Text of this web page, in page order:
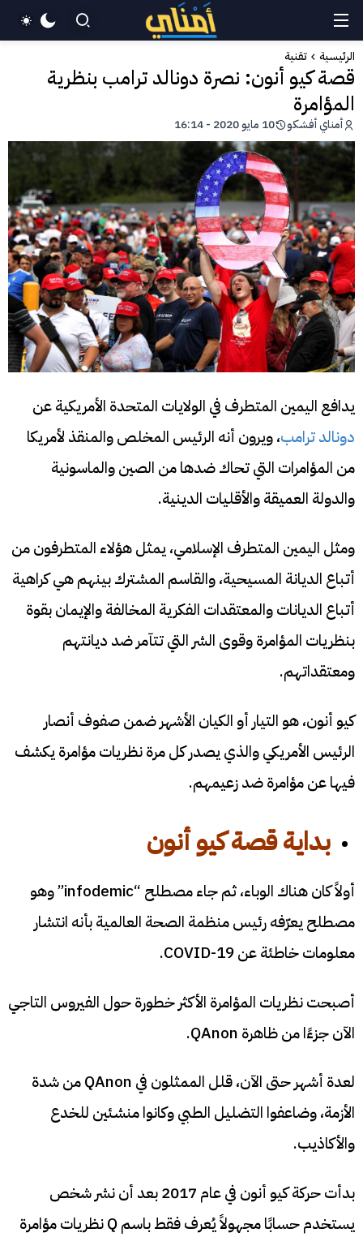
الرئيسية تقنية
قصة كيو أنون: نصرة دونالد ترامب بنظرية
المؤامرة
أمناي أفشكو 10 مايو 2020 - 16:14
يدافع اليمين المتطرف في الولايات المتحدة الأمريكية عن
دونالد ترامب، ويرون أنه الرئيس المخلص والمنقذ لأمريكا
من المؤامرات التي تحاك ضدها من الصين والماسونية
والدولة العميقة والأقليات الدينية.
ومثل اليمين المتطرف الإسلامي، يمثل هؤلاء المتطرفون من
أتباع الديانة المسيحية، والقاسم المشترك بينهم هي كراهية
أتباع الديانات والمعتقدات الفكرية المخالفة والإيمان بقوة
بنظريات المؤامرة وقوى الشر التي تتآمر ضد ديانتهم
ومعتقداتهم.
كيو أنون، هو التيار أو الكيان الأشهر ضمن صفوف أنصار
الرئيس الأمريكي والذي يصدر كل مرة نظريات مؤامرة يكشف
فيها عن مؤامرة ضد زعيمهم.
بداية قصةكيو أنون
أولاً كان هناك الوباء، ثم جاء مصطلح “infodemic” وهو
مصطلح يعرّفه رئيس منظمة الصحة العالمية بأنه انتشار
معلومات خاطئة عن COVID-19.
أصبحت نظريات المؤامرة الأكثر خطورة حول الفيروس التاجي
الآن جزءًا من ظاهرة QAnon.
لعدة أشهر حتى الآن، قلل الممثلون في QAnon من شدة
الأزمة، وضاعفوا التضليل الطبي وكانوا منشئين للخدع
والأكاذيب.
بدأت حركة كيو أنون في عام 2017 بعد أن نشر شخص
يستخدم حسابًا مجهولاً يُعرف فقط باسم Q نظريات مؤامرة